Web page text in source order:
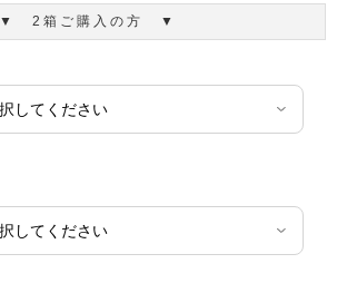
▼ 2箱ご購入の方 ▼